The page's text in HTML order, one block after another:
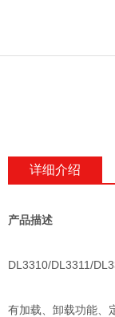
详细介绍
产品描述
DL3310/DL3311/
有加载、卸载功能、